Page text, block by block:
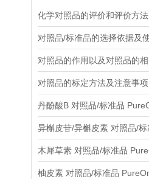
化学对照品的评价和评价方法
对照品的标定方法及注意事项